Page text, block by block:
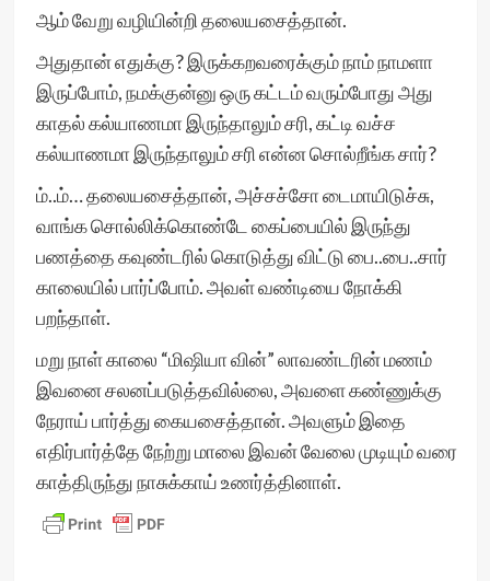
ஆம் வேறு வழியின்றி தலையசைத்தான்.
அதுதான் எதுக்கு? இருக்கறவரைக்கும் நாம் நாமளா
இருப்போம், நமக்குன்னு ஒரு கட்டம் வரும்போது அது
காதல் கல்யாணமா இருந்தாலும் சரி, கட்டி வச்ச
கல்யாணமா இருந்தாலும் சரி என்ன சொல்றீங்க சார்?
ம்..ம்… தலையசைத்தான், அச்சச்சோ டைமாயிடுச்சு,
வாங்க சொல்லிக்கொண்டே கைப்பையில் இருந்து
பணத்தை கவுண்டரில் கொடுத்து விட்டு பை..பை..சார்
காலையில் பார்ப்போம். அவள் வண்டியை நோக்கி
பறந்தாள்.
மறு நாள் காலை “மிஷியா வின்” லாவண்டரின் மணம்
இவனை சலனப்படுத்தவில்லை, அவளை கண்ணுக்கு
நேராய் பார்த்து கையசைத்தான். அவளும் இதை
எதிர்பார்த்தே நேற்று மாலை இவன் வேலை முடியும் வரை
காத்திருந்து நாசுக்காய் உணர்த்தினாள்.